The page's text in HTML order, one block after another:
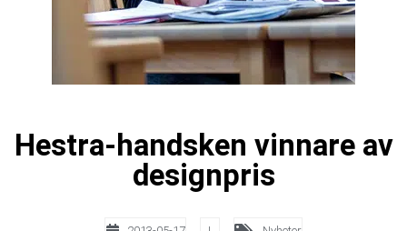
Hestra-handsken vinnare av
designpris